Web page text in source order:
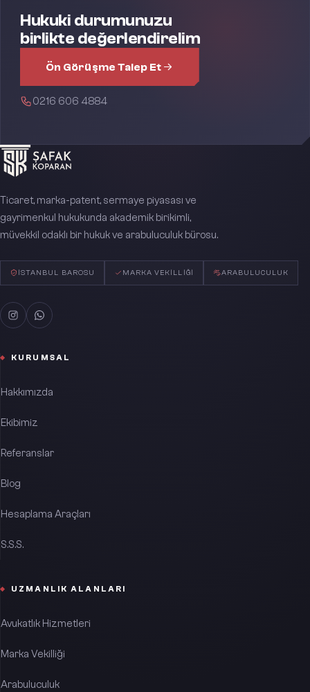
Hukuki durumunuzu
birlikte değerlendirelim
Ön Görüşme Talep Et
0216 606 4884
Ticaret, marka-patent, sermaye piyasası ve
gayrimenkul hukukunda akademik birikimli,
müvekkil odaklı bir hukuk ve arabuluculuk bürosu.
İSTANBUL BAROSU MARKA VEKILLIĞI ARABULUCULUK
KURUMSAL
Hakkımızda
Ekibimiz
Referanslar
Blog
Hesaplama Araçları
S.S.S.
UZMANLIK ALANLARI
Avukatlık Hizmetleri
Marka Vekilliği
Arabuluculuk